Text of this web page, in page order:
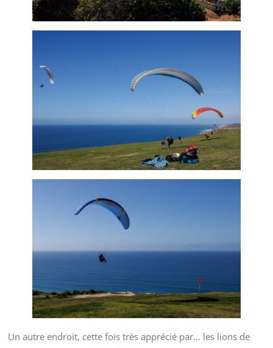
Un autre endroit, cette fois très apprécié par… les lions de